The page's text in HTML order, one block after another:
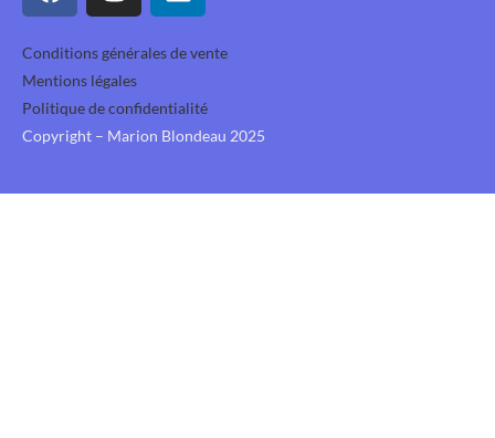
Conditions générales de vente
Mentions légales
Politique de confidentialité
Copyright – Marion Blondeau 2025